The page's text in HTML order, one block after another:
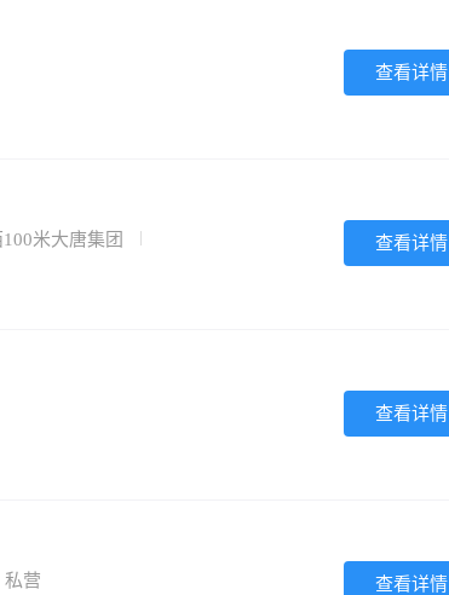
查看详情
米大唐集团
查看详情
查看详情
私营 查看详情